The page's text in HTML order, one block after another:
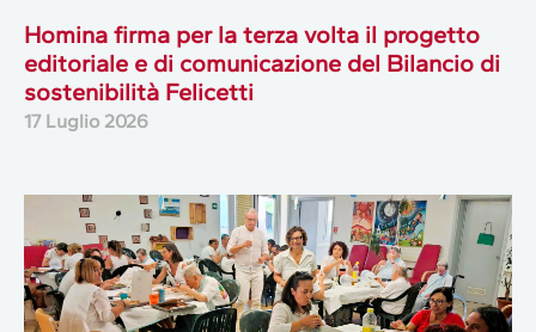
Homina firma per la terza volta il progetto
editoriale e di comunicazione del Bilancio di
sostenibilità Felicetti
17 Luglio 2026